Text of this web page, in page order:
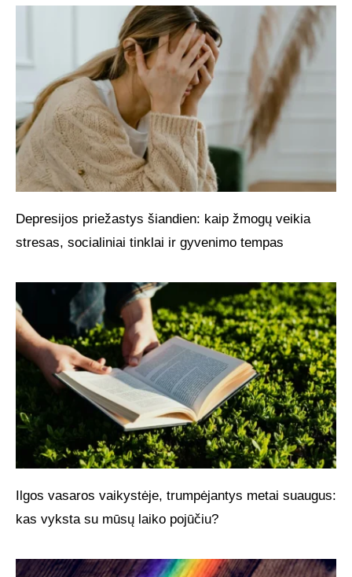
Depresijos priežastys šiandien: kaip žmogų veikia
stresas, socialiniai tinklai ir gyvenimo tempas
Ilgos vasaros vaikystėje, trumpėjantys metai suaugus:
kas vyksta su mūsų laiko pojūčiu?